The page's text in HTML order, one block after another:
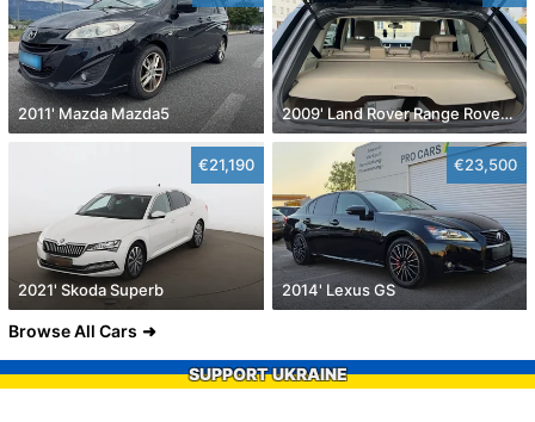
2011' Mazda Mazda5 2009' Land Rover Range Rover Sport
€21,190
2021' Skoda Superb
€23,500
2014' Lexus GS
Browse All Cars
SUPPORT UKRAINE